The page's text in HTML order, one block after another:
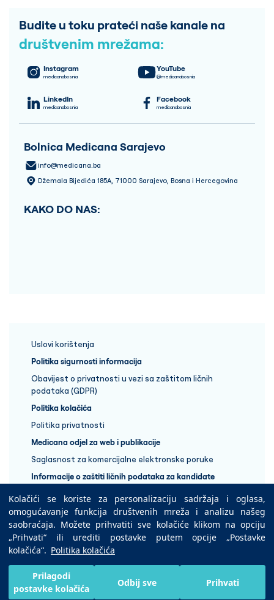
Kolačići se koriste za personalizaciju sadržaja i oglasa,
omogućavanje funkcija društvenih mreža i analizu našeg
saobraćaja. Možete prihvatiti sve kolačiće klikom na opciju
„Prihvati“ ili urediti postavke putem opcije „Postavke
kolačića“. Politika kolačića
Prilagodi
postavke kolačića
Odbij sve Prihvati
Budite u toku prateći naše kanale na
društvenim mrežama:
Instagram
medicanabosnia
YouTube
@medicanabosnia
LinkedIn
medicanabosnia
Facebook
medicanabosnia
Bolnica Medicana Sarajevo
info@medicana.ba
Džemala Bijedića 185A, 71000 Sarajevo, Bosna i Hercegovina
KAKO DO NAS:
Uslovi korištenja
Politika sigurnosti informacija
Obavijest o privatnosti u vezi sa zaštitom ličnih
podataka (GDPR)
Politika kolačića
Politika privatnosti
Medicana odjel za web i publikacije
Saglasnost za komercijalne elektronske poruke
Informacije o zaštiti ličnih podataka za kandidate
+387 33 848 888
Copyright © 2025 Medicana Health Group
Preuzmite na